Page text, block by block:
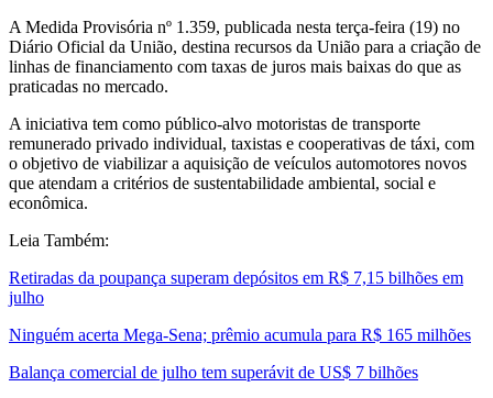
A Medida Provisória nº 1.359, publicada nesta terça-feira (19) no
Diário Oficial da União, destina recursos da União para a criação de
linhas de financiamento com taxas de juros mais baixas do que as
praticadas no mercado.
A iniciativa tem como público-alvo motoristas de transporte
remunerado privado individual, taxistas e cooperativas de táxi, com
o objetivo de viabilizar a aquisição de veículos automotores novos
que atendam a critérios de sustentabilidade ambiental, social e
econômica.
Leia Também:
Retiradas da poupança superam depósitos em R$ 7,15 bilhões em
julho
Ninguém acerta Mega-Sena; prêmio acumula para R$ 165 milhões
Balança comercial de julho tem superávit de US$ 7 bilhões